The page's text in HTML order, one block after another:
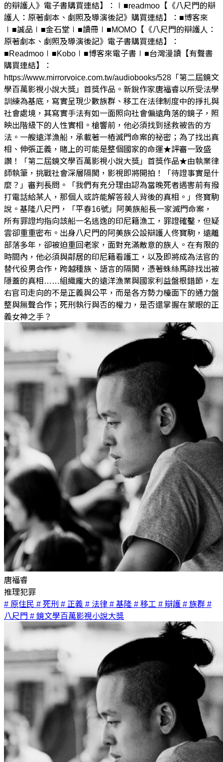
的辯護人》電子書購買連結】：∣■readmoo【《八尺門的辯
護人：原著劇本、劇照及導演後記》購買連結】：■博客來
∣■誠品∣■金石堂∣■讀冊∣■MOMO【《八尺門的辯護人：
原著劇本、劇照及導演後記》電子書購買連結】：
■Readmoo∣■Kobo∣■博客來電子書∣■台灣漫讀【有聲書
購買連結】：
https://www.mirrorvoice.com.tw/audiobooks/528「第二屆鏡文
學百萬影視小說大獎」首獎作品。新銳作家唐福睿以所受法學
訓練為基底，寫實呈現少數族群、移工在法律制度中的掙扎與
社會處境，其寫實手法有如一面照向社會偏遠角落的鏡子，照
映出階級下的人性實相。槍響前，他必須找到拯救被告的方
法。一艘遠洋漁船，承載著一樁滅門命案的祕密；為了找出真
相、伸張正義，賭上的可能是整個國家的命運★評審一致盛
讚！「第二屆鏡文學百萬影視小說大獎」首獎作品★由執業律
師執筆，挑戰社會深層隔閡，影視即將開拍！「待證事實是什
麼？」審判長問。「我們有充分理由認為當晚死者遇害前有撥
打電話給某人，那個人或許能解答殺人背後的真相。」佟寶駒
說。基隆八尺門，「平春16號」阿美族船長一家滅門命案，
所有罪證均指向該船一名逃逸的印尼籍漁工，罪證確鑿，但疑
雲卻重重密布。出身八尺門的阿美族公設辯護人佟寶駒，遠離
部落多年，卻被迫重回老家，面對充滿敵意的族人。在有限的
時間內，他必須與鄰居的印尼籍看護工，以及即將成為法官的
替代役男合作，跨越種族、語言的隔閡，憑著蛛絲馬跡找出被
隱蓋的真相……組織龐大的遠洋漁業與國家利益盤根錯節，左
右官司走向的不是正義與公平，而是各方勢力檯面下的通力盤
整與無聲合作；死刑執行與否的權力，是否還掌握在蒙眼的正
義女神之手？
唐福睿
推理犯罪
# 原住民 # 死刑 # 正義 # 法律 # 基隆 # 移工 # 辯護 # 族群 #
八尺門 # 鏡文學百萬影視小說大獎